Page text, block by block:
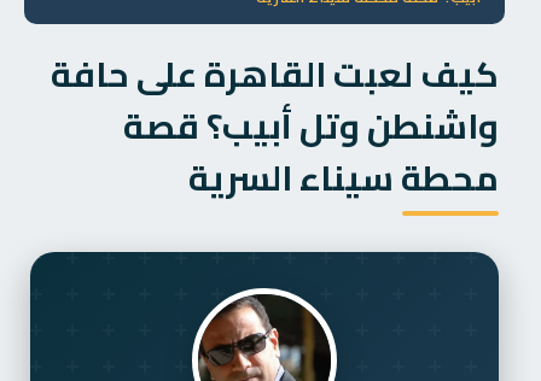
كيف لعبت القاهرة على حافة
واشنطن وتل أبيب؟ قصة
محطة سيناء السرية